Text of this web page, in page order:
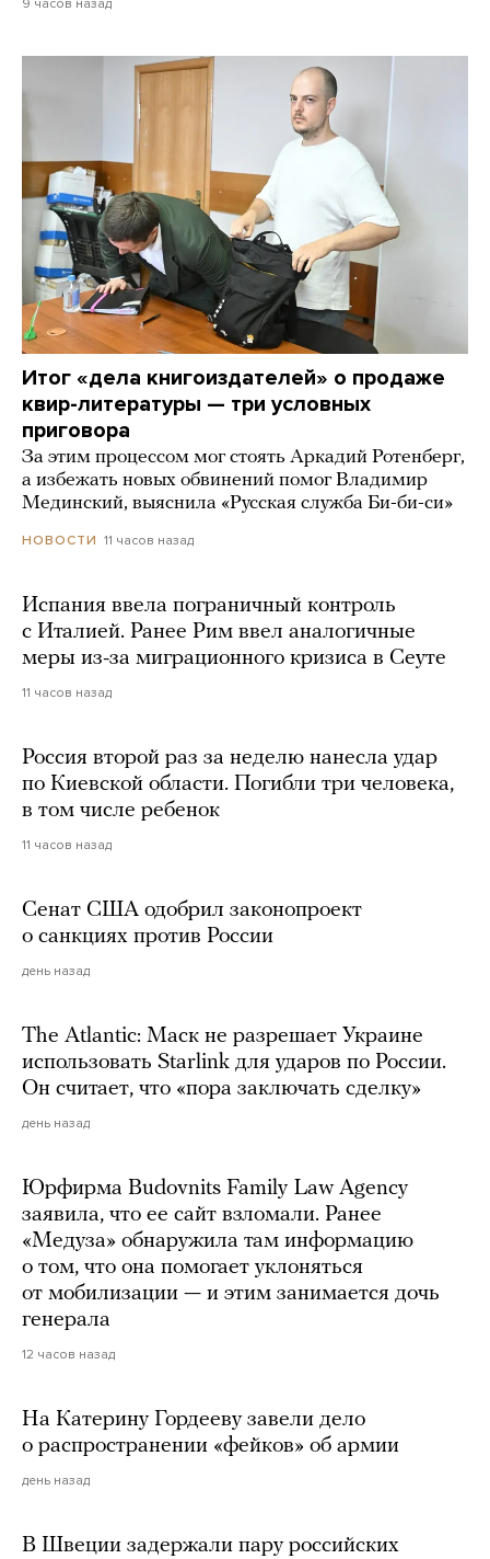
Итог «дела книгоиздателей» о продаже
квир-литературы — три условных
приговора
За этим процессом мог стоять Аркадий Ротенберг,
а избежать новых обвинений помог Владимир
Мединский, выяснила «Русская служба Би-би-си»
НОВОСТИ 11 часов назад
Испания ввела пограничный контроль
с Италией. Ранее Рим ввел аналогичные
меры из-за миграционного кризиса в Сеуте
11 часов назад
Россия второй раз за неделю нанесла удар
по Киевской области. Погибли три человека,
в том числе ребенок
11 часов назад
Сенат США одобрил законопроект
о санкциях против России
день назад
The Atlantic: Маск не разрешает Украине
использовать Starlink для ударов по России.
Он считает, что «пора заключать сделку»
день назад
Юрфирма Budovnits Family Law Agency
заявила, что ее сайт взломали. Ранее
«Медуза» обнаружила там информацию
о том, что она помогает уклоняться
от мобилизации — и этим занимается дочь
генерала
12 часов назад
На Катерину Гордееву завели дело
о распространении «фейков» об армии
день назад
В Швеции задержали пару российских